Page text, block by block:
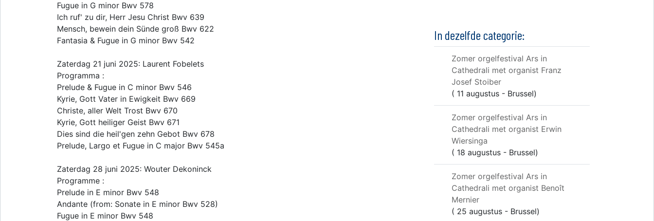
Fugue in G minor Bwv 578
Ich ruf' zu dir, Herr Jesu Christ Bwv 639
Mensch, bewein dein Sünde groß Bwv 622
Fantasia & Fugue in G minor Bwv 542
Zaterdag 21 juni 2025: Laurent Fobelets
Programma :
Prelude & Fugue in C minor Bwv 546
Kyrie, Gott Vater in Ewigkeit Bwv 669
Christe, aller Welt Trost Bwv 670
Kyrie, Gott heiliger Geist Bwv 671
Dies sind die heil'gen zehn Gebot Bwv 678
Prelude, Largo et Fugue in C major Bwv 545a
Zaterdag 28 juni 2025: Wouter Dekoninck
Programme :
Prelude in E minor Bwv 548
Andante (from: Sonate in E minor Bwv 528)
Fugue in E minor Bwv 548
In dezelfde categorie:
Zomer orgelfestival Ars in
Cathedrali met organist Franz
Josef Stoiber
( 11 augustus - Brussel)
Zomer orgelfestival Ars in
Cathedrali met organist Erwin
Wiersinga
( 18 augustus - Brussel)
Zomer orgelfestival Ars in
Cathedrali met organist Benoît
Mernier
( 25 augustus - Brussel)